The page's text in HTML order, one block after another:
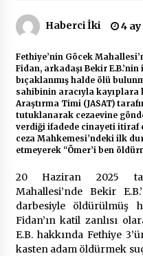
Çevre
2 ay ago
9 Günde
2 ay ago
FETHİYE
2 ay ago
DESTEK
2 ay ago
Haberci İki 4 ay
Fethiye’nin Göcek
Fidan, arkadaşı Bekir
bıçaklanmış halde ölü
sahibinin aracıyla kayıplara
Araştırma Timi (JASAT)
tutuklanarak cezaevine
verdiği ifadede cinayeti itiraf
ceza Mahkemesi’ndeki ilk
etmeyerek “Ömer’i ben
20 Haziran 2025
Mahallesi’nde Bekir
darbesiyle öldürülmüş
Fidan’ın katil zanlısı
E.B. hakkında Fethiye
kasten adam öldürmek